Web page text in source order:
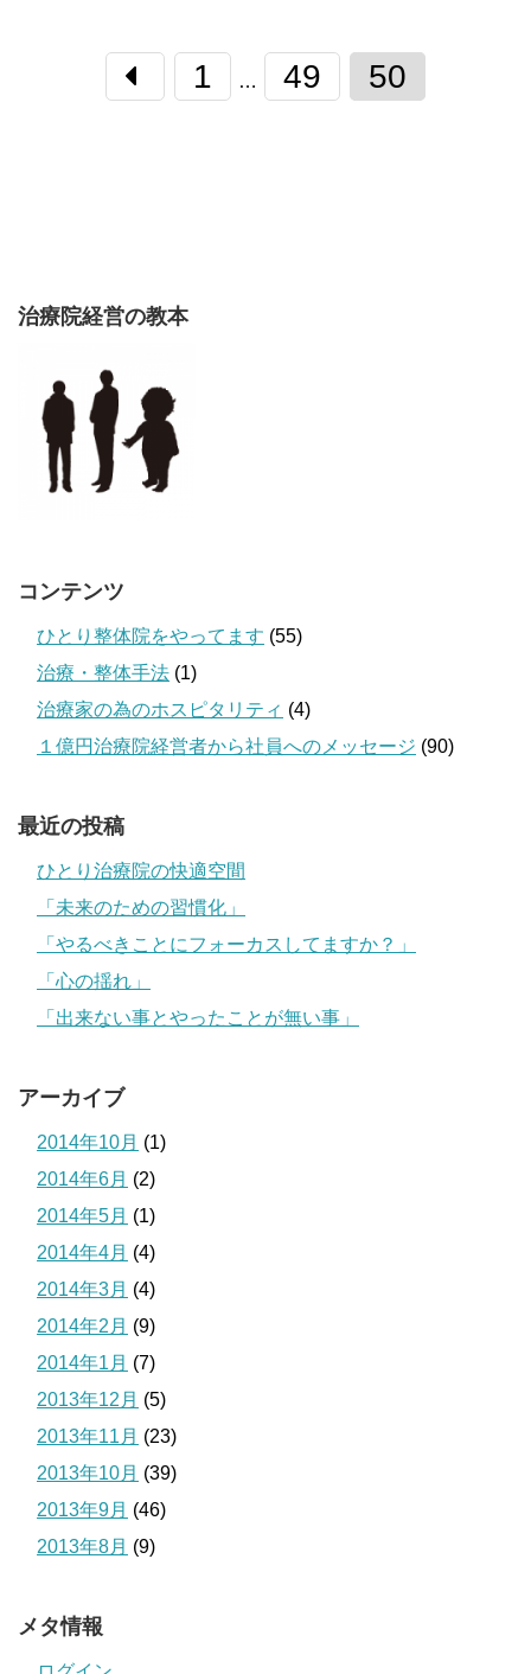
1 … 49 50
治療院経営の教本
コンテンツ
ひとり整体院をやってます (55)
治療・整体手法 (1)
治療家の為のホスピタリティ (4)
１億円治療院経営者から社員へのメッセージ (90)
最近の投稿
ひとり治療院の快適空間
「未来のための習慣化」
「やるべきことにフォーカスしてますか？」
「心の揺れ」
「出来ない事とやったことが無い事」
アーカイブ
2014年10月 (1)
2014年6月 (2)
2014年5月 (1)
2014年4月 (4)
2014年3月 (4)
2014年2月 (9)
2014年1月 (7)
2013年12月 (5)
2013年11月 (23)
2013年10月 (39)
2013年9月 (46)
2013年8月 (9)
メタ情報